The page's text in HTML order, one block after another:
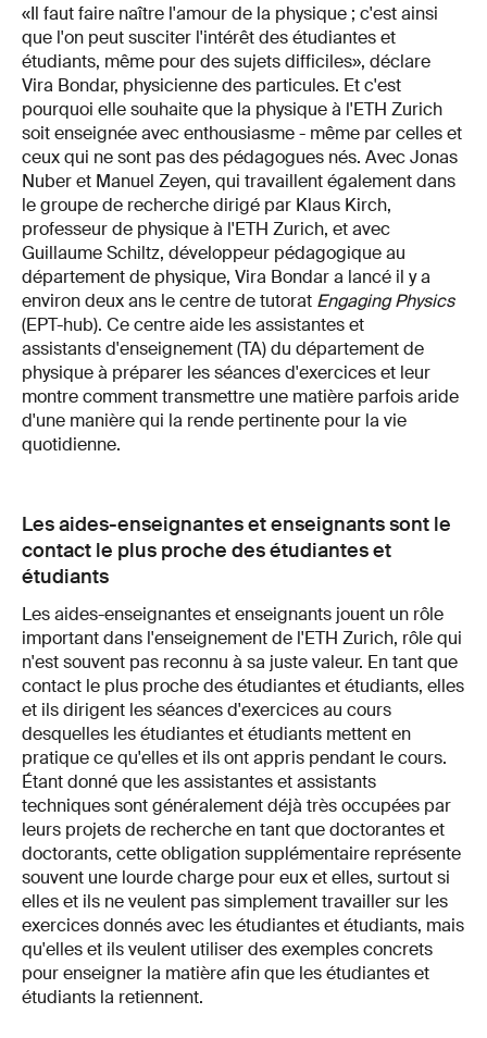
«Il faut faire naître l'amour de la physique ; c'est ainsi
que l'on peut susciter l'intérêt des étudiantes et
étudiants, même pour des sujets difficiles», déclare
Vira Bondar, physicienne des particules. Et c'est
pourquoi elle souhaite que la physique à l'ETH Zurich
soit enseignée avec enthousiasme - même par celles et
ceux qui ne sont pas des pédagogues nés. Avec Jonas
Nuber et Manuel Zeyen, qui travaillent également dans
le groupe de recherche dirigé par Klaus Kirch,
professeur de physique à l'ETH Zurich, et avec
Guillaume Schiltz, développeur pédagogique au
département de physique, Vira Bondar a lancé il y a
environ deux ans le centre de tutorat Engaging Physics
(EPT-hub). Ce centre aide les assistantes et
assistants d'enseignement (TA) du département de
physique à préparer les séances d'exercices et leur
montre comment transmettre une matière parfois aride
d'une manière qui la rende pertinente pour la vie
quotidienne.
Les aides-enseignantes et enseignants sont le
contact le plus proche des étudiantes et
étudiants
Les aides-enseignantes et enseignants jouent un rôle
important dans l'enseignement de l'ETH Zurich, rôle qui
n'est souvent pas reconnu à sa juste valeur. En tant que
contact le plus proche des étudiantes et étudiants, elles
et ils dirigent les séances d'exercices au cours
desquelles les étudiantes et étudiants mettent en
pratique ce qu'elles et ils ont appris pendant le cours.
Étant donné que les assistantes et assistants
techniques sont généralement déjà très occupées par
leurs projets de recherche en tant que doctorantes et
doctorants, cette obligation supplémentaire représente
souvent une lourde charge pour eux et elles, surtout si
elles et ils ne veulent pas simplement travailler sur les
exercices donnés avec les étudiantes et étudiants, mais
qu'elles et ils veulent utiliser des exemples concrets
pour enseigner la matière afin que les étudiantes et
étudiants la retiennent.